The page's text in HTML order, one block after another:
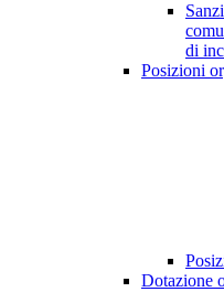
di
Posizioni
Dotazione